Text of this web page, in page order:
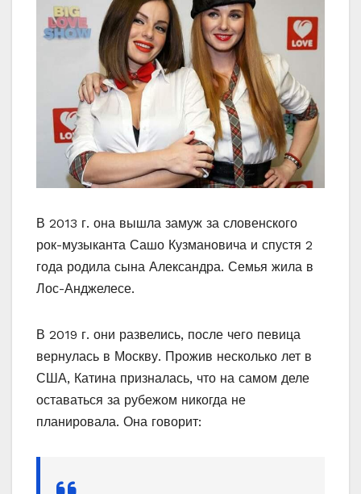
В 2013 г. она вышла замуж за словенского
рок-музыканта Сашо Кузмановича и спустя 2
года родила сына Александра. Семья жила в
Лос-Анджелесе.
В 2019 г. они развелись, после чего певица
вернулась в Москву. Прожив несколько лет в
США, Катина призналась, что на самом деле
оставаться за рубежом никогда не
планировала. Она говорит: